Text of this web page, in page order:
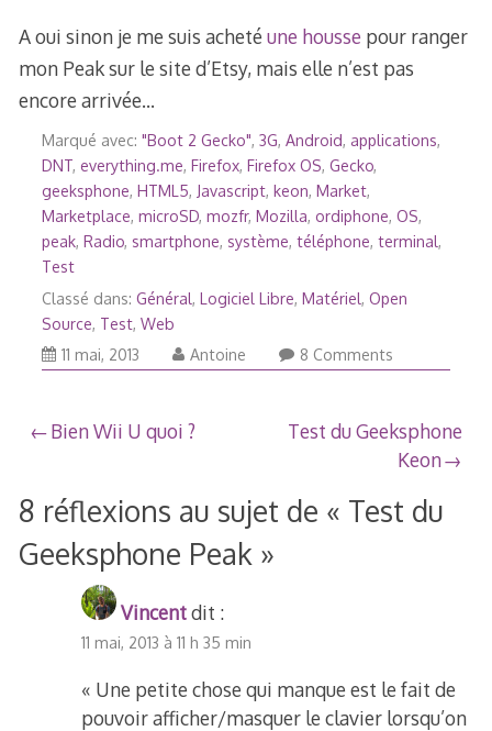
A oui sinon je me suis acheté une housse pour ranger
mon Peak sur le site d’Etsy, mais elle n’est pas
encore arrivée…
Marqué avec: "Boot 2 Gecko", 3G, Android, applications,
DNT, everything.me, Firefox, Firefox OS, Gecko,
geeksphone, HTML5, Javascript, keon, Market,
Marketplace, microSD, mozfr, Mozilla, ordiphone, OS,
peak, Radio, smartphone, système, téléphone, terminal,
Test
Classé dans: Général, Logiciel Libre, Matériel, Open
Source, Test, Web
11 mai, 201323
Antoine 8 Comments
Navigation
l’article
Bien Wii U quoi ?
Test du Geeksphone
Keon
8 réflexions au sujet de « Test du
Geeksphone Peak »
Vincentdit :
11 mai, 2013 à 11 h 35 min
« Une petite chose qui manque est le fait de
pouvoir afficher/masquer le clavier lorsqu’on